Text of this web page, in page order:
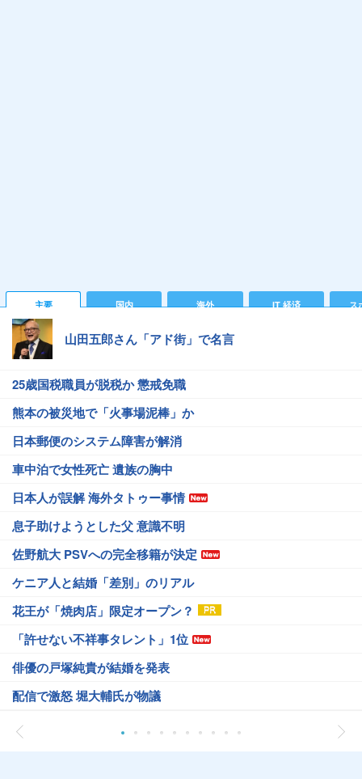
主要 国内 海外 IT 経済 ス
山田五郎さん「アド街」で名言
25歳国税職員が脱税か 懲戒免職
熊本の被災地で「火事場泥棒」か
日本郵便のシステム障害が解消
車中泊で女性死亡 遺族の胸中
日本人が誤解 海外タトゥー事情
息子助けようとした父 意識不明
佐野航大 PSVへの完全移籍が決定
ケニア人と結婚「差別」のリアル
花王が「焼肉店」限定オープン？
「許せない不祥事タレント」1位
俳優の戸塚純貴が結婚を発表
配信で激怒 堀大輔氏が物議